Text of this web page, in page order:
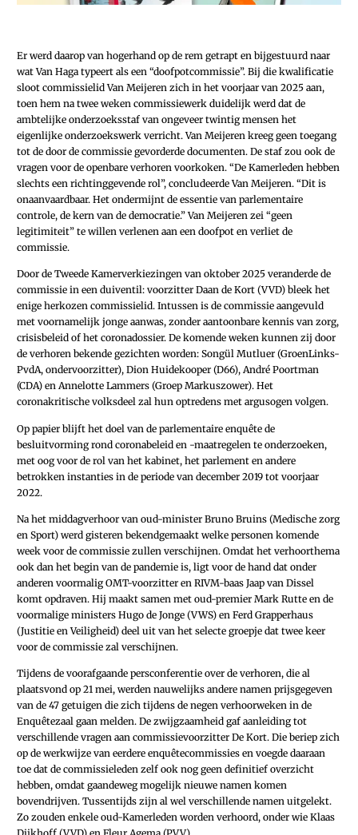
Er werd daarop van hogerhand op de rem getrapt en bijgestuurd naar
wat Van Haga typeert als een “doofpotcommissie”. Bij die kwalificatie
sloot commissielid Van Meijeren zich in het voorjaar van 2025 aan,
toen hem na twee weken commissiewerk duidelijk werd dat de
ambtelijke onderzoeksstaf van ongeveer twintig mensen het
eigenlijke onderzoekswerk verricht. Van Meijeren kreeg geen toegang
tot de door de commissie gevorderde documenten. De staf zou ook de
vragen voor de openbare verhoren voorkoken. “De Kamerleden hebben
slechts een richtinggevende rol”, concludeerde Van Meijeren. “Dit is
onaanvaardbaar. Het ondermijnt de essentie van parlementaire
controle, de kern van de democratie.” Van Meijeren zei “geen
legitimiteit” te willen verlenen aan een doofpot en verliet de
commissie.
Door de Tweede Kamerverkiezingen van oktober 2025 veranderde de
commissie in een duiventil: voorzitter Daan de Kort (VVD) bleek het
enige herkozen commissielid. Intussen is de commissie aangevuld
met voornamelijk jonge aanwas, zonder aantoonbare kennis van zorg,
crisisbeleid of het coronadossier. De komende weken kunnen zij door
de verhoren bekende gezichten worden: Songül Mutluer (GroenLinks-
PvdA, ondervoorzitter), Dion Huidekooper (D66), André Poortman
(CDA) en Annelotte Lammers (Groep Markuszower). Het
coronakritische volksdeel zal hun optredens met argusogen volgen.
Op papier blijft het doel van de parlementaire enquête de
besluitvorming rond coronabeleid en -maatregelen te onderzoeken,
met oog voor de rol van het kabinet, het parlement en andere
betrokken instanties in de periode van december 2019 tot voorjaar
2022.
Na het middagverhoor van oud-minister Bruno Bruins (Medische zorg
en Sport) werd gisteren bekendgemaakt welke personen komende
week voor de commissie zullen verschijnen. Omdat het verhoorthema
ook dan het begin van de pandemie is, ligt voor de hand dat onder
anderen voormalig OMT-voorzitter en RIVM-baas Jaap van Dissel
komt opdraven. Hij maakt samen met oud-premier Mark Rutte en de
voormalige ministers Hugo de Jonge (VWS) en Ferd Grapperhaus
(Justitie en Veiligheid) deel uit van het selecte groepje dat twee keer
voor de commissie zal verschijnen.
Tijdens de voorafgaande persconferentie over de verhoren, die al
plaatsvond op 21 mei, werden nauwelijks andere namen prijsgegeven
van de 47 getuigen die zich tijdens de negen verhoorweken in de
Enquêtezaal gaan melden. De zwijgzaamheid gaf aanleiding tot
verschillende vragen aan commissievoorzitter De Kort. Die beriep zich
op de werkwijze van eerdere enquêtecommissies en voegde daaraan
toe dat de commissieleden zelf ook nog geen definitief overzicht
hebben, omdat gaandeweg mogelijk nieuwe namen komen
bovendrijven. Tussentijds zijn al wel verschillende namen uitgelekt.
Zo zouden enkele oud-Kamerleden worden verhoord, onder wie Klaas